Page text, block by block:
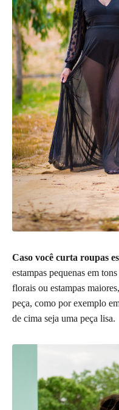
Caso você curta roupas
estampas pequenas em
florais ou estampas
peça, como por exemplo
de cima seja uma peça lisa.